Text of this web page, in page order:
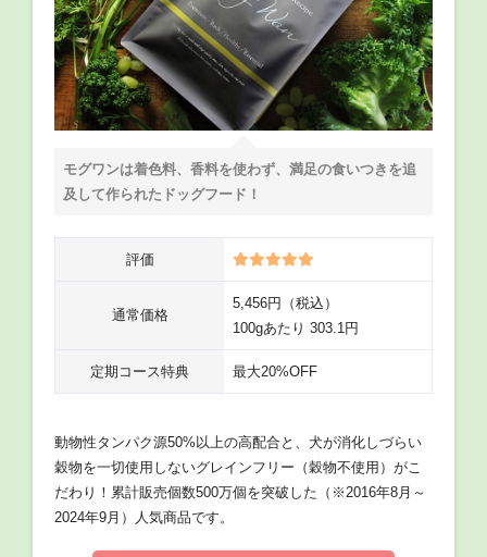
モグワンは着色料、香料を使わず、満足の食いつきを追
及して作られたドッグフード！
評価
通常価格
5,456円（税込）
100gあたり 303.1円
定期コース特典 最大20%OFF
動物性タンパク源50%以上の高配合と、犬が消化しづらい
穀物を一切使用しないグレインフリー（穀物不使用）がこ
だわり！累計販売個数500万個を突破した（※2016年8月～
2024年9月）人気商品です。